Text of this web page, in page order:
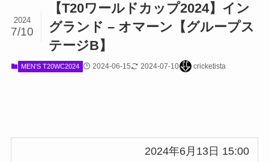
【T20ワールドカップ2024】イン
グランド – オマーン【グループス
テージB】
2024
7/10
MEN'S T20WC2024 2024-06-15 2024-07-10 cricketista
2024年6月13日 15:00